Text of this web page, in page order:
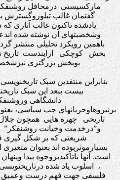
مارکسیستی درمحافل
گفتمان غالب تبلوروگسترش
یادشده تاکنون غالب آثاری
وشخصیتهای ان نوشته شده
باهمین رویکرد تحلیلی منتشر
بخش کوچکی ازایندست تاریخ
بوبخش بزرگتری
بنابراین منتقدین سبک
بیست ببعد این سبک
دانشگاهی
برنیروهاوجریانهای چپ سیاسی،
تاریخی چهره هایی همچون
و”درخدمت وخیانت روشنفکر”
بسیارموثربوده اند بعنوان
است. آنها باتاکیدبروجوه پیدا
، اسلوب یاد شده
فلسفی جهت فهم درست وعمیق